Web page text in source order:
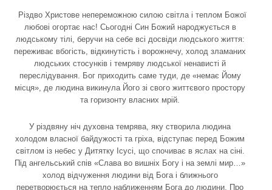
Різдво Христове непереможною силою світла і теплом Божої
любові огортає нас! Сьогодні Син Божий народжується в
людському тілі, беручи на себе всі досвіди людського життя:
переживає вбогість, відкинутість і ворожнечу, холод зламаних
людських стосунків і темряву людської ненависті й
переслідування. Бог приходить саме туди, де «немає Йому
місця», де людина викинула Його зі свого життєвого простору
та горизонту власних мрій.
У різдвяну ніч духовна темрява, яку створила людина
холодом власної байдужості та гріха, відступає перед Божим
світлом із небес у Дитятку Ісусі, що спочиває в яслах на сіні.
Під ангельський спів «Слава во вишніх Богу і на землі мир…»
холод відчуження людини від Бога і ближнього
перетворюється на тепло наближенням Бога до людини. Про